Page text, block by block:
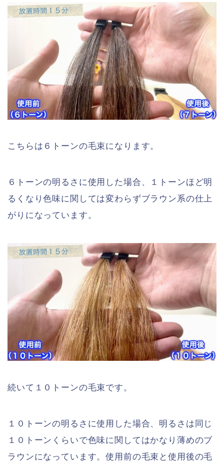
こちらは６トーンの毛束になります。
６トーンの明るさに使用した場合、１トーンほど明
るくなり色味に関しては変わらずブラウン系の仕上
がりになっています。
続いて１０トーンの毛束です。
１０トーンの明るさに使用した場合、明るさは同じ
１０トーンくらいで色味に関してはかなり薄めのブ
ラウンになっています。使用前の毛束と使用後の毛